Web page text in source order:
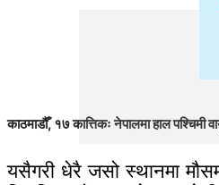
काठमाडौँ, १७ कात्तिकः नेपालमा हाल
यसैगरी धेरै जसो स्थानमा